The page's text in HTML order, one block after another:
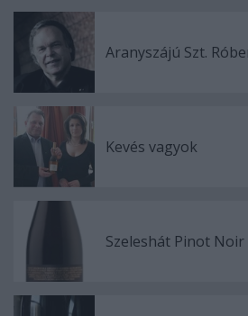
Aranyszájú Szt.
Kevés vagyok
Szeleshát Pinot Noir